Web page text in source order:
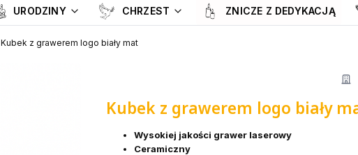
URODZINY CHRZEST ZNICZE Z DEDYKACJĄ
Kubek z grawerem logo biały mat
Kubek z grawerem logo biały
Wysokiej jakości grawer laserowy
Ceramiczny